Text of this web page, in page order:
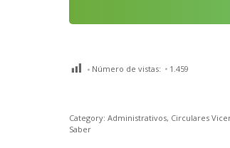
Número de vistas: 1.459
Category: Administrativos, Circulares
Saber